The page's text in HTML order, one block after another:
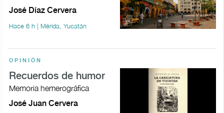
José Díaz Cervera
Hace 6 h | Mérida, Yucatán
OPINIÓN
Recuerdos de humor
Memoria hemerográfica
José Juan Cervera